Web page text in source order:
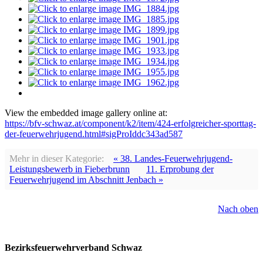
View the embedded image gallery online at:
https://bfv-schwaz.at/component/k2/item/424-erfolgreicher-sporttag-
der-feuerwehrjugend.html#sigProIddc343ad587
Mehr in dieser Kategorie:
« 38. Landes-Feuerwehrjugend-
Leistungsbewerb in Fieberbrunn
11. Erprobung der
Feuerwehrjugend im Abschnitt Jenbach »
Nach oben
Bezirksfeuerwehrverband Schwaz